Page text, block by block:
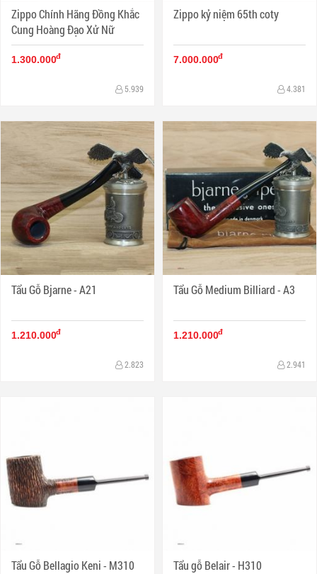
Zippo Chính Hãng Đồng Khắc
Cung Hoàng Đạo Xử Nữ
1.300.000đ
5.939
Zippo kỷ niệm 65th coty
7.000.000đ
4.381
Tẩu Gỗ Bjarne - A21
1.210.000đ
2.823
Tẩu Gỗ Medium Billiard - A3
1.210.000đ
2.941
Tẩu Gỗ Bellagio Keni - M310 Tẩu gỗ Belair - H310